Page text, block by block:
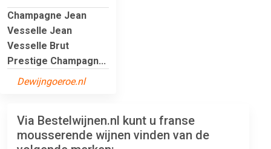
Champagne Jean
Vesselle Jean
Vesselle Brut
Prestige Champagn...
Dewijngoeroe.nl
Via Bestelwijnen.nl kunt u franse
mousserende wijnen vinden van de